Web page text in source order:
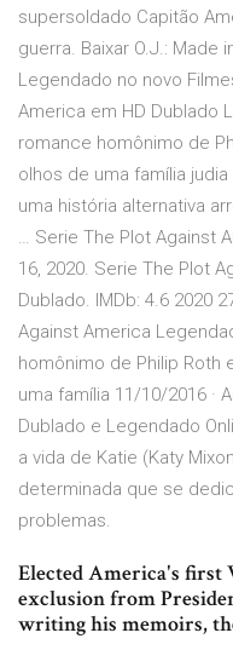
supersoldado Capitão
guerra. Baixar O.J.: Made
Legendado no novo
America em HD Dublado
romance homônimo de
olhos de uma família
uma história alternativa
… Serie The Plot Against
16, 2020. Serie The Plot
Dublado. IMDb: 4.6 2020
Against America
homônimo de Philip
uma família 11/10/2016 ·
Dublado e Legendado
a vida de Katie (Katy
determinada que se
problemas.
Elected America's first
exclusion from
writing his memoirs,